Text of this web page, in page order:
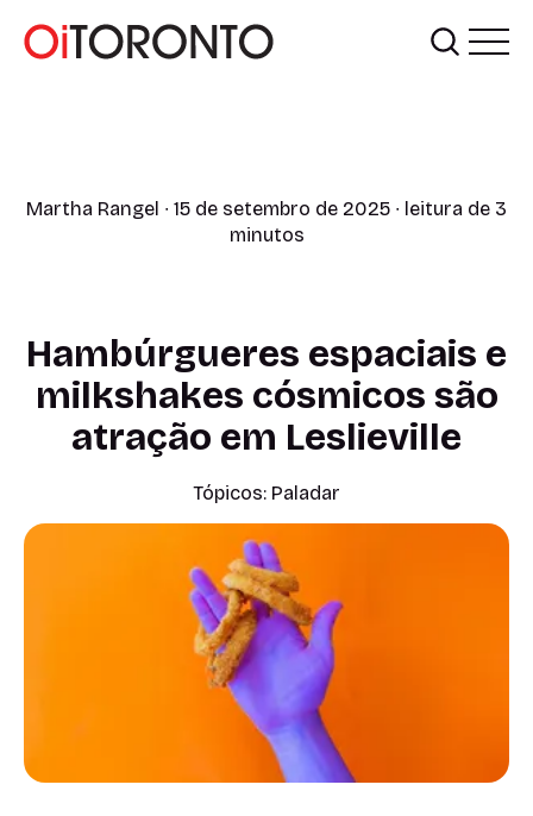
Martha Rangel ∙ 15 de setembro de 2025 ∙ leitura de 3
minutos
Hambúrgueres espaciais e
milkshakes cósmicos são
atração em Leslieville
Tópicos: Paladar